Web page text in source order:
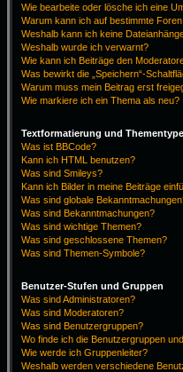
Wie bearbeite oder lösche ich eine
Warum kann ich auf bestimmte
Weshalb kann ich keine
Weshalb wurde ich verwarnt?
Wie kann ich Beiträge den
Was bewirkt die „Speichern“-
Warum muss mein Beitrag erst
Wie markiere ich ein Thema als neu?
Textformatierung und
Was ist BBCode?
Kann ich HTML benutzen?
Was sind Smileys?
Kann ich Bilder in meine Beiträge
Was sind globale
Was sind Bekanntmachungen?
Was sind wichtige Themen?
Was sind geschlossene Themen?
Was sind Themen-Symbole?
Benutzer-Stufen und Gruppen
Was sind Administratoren?
Was sind Moderatoren?
Was sind Benutzergruppen?
Wo finde ich die Benutzergruppen
Wie werde ich Gruppenleiter?
Weshalb werden verschiedene